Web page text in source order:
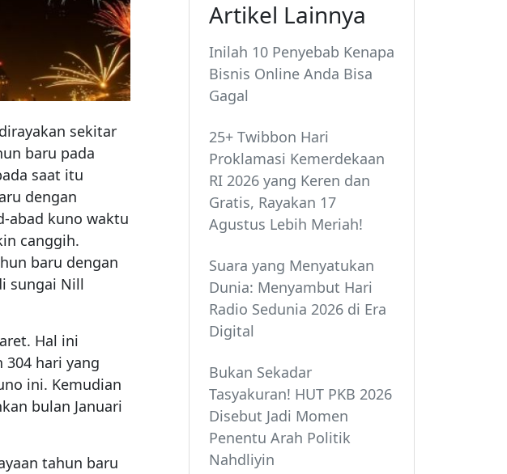
sekitar
baru pada
saat itu
dengan
abad kuno waktu
canggih.
baru dengan
sungai Nill
Hal ini
hari yang
ini. Kemudian
bulan Januari
tahun baru
Artikel Lainnya
Inilah 10 Penyebab Kenapa
Bisnis Online Anda Bisa
Gagal
25+ Twibbon Hari
Proklamasi Kemerdekaan
RI 2026 yang Keren dan
Gratis, Rayakan 17
Agustus Lebih Meriah!
Suara yang Menyatukan
Dunia: Menyambut Hari
Radio Sedunia 2026 di Era
Digital
Bukan Sekadar
Tasyakuran! HUT PKB 2026
Disebut Jadi Momen
Penentu Arah Politik
Nahdliyin